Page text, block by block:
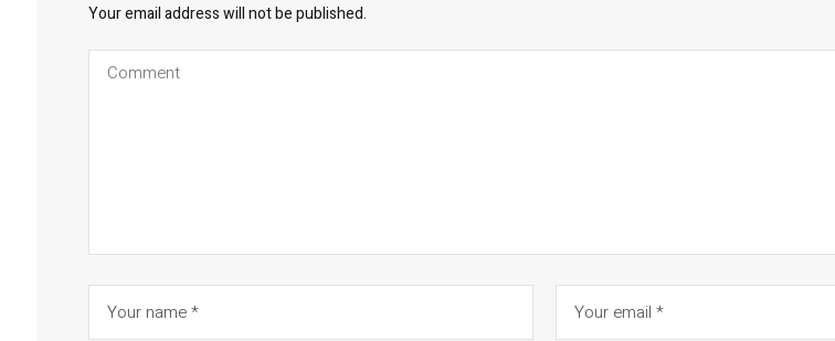
Your email address will not be published.